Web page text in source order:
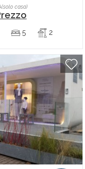
(solo casa)
5 2